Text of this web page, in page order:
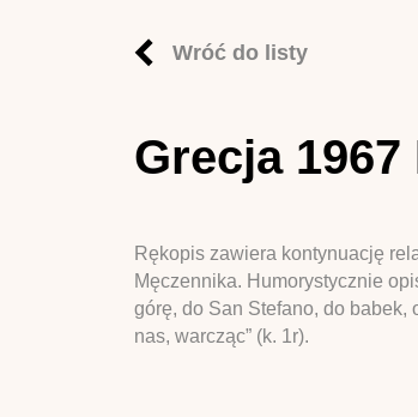
Wróć do listy
Grecja 1967
Rękopis zawiera kontynuację
Męczennika. Humorystycznie
górę, do San Stefano, do babek,
nas, warcząc” (k. 1r).